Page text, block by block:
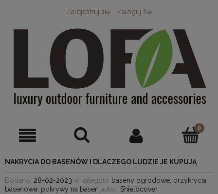
Zarejestruj się Zaloguj się
NAKRYCIA DO BASENÓW I DLACZEGO LUDZIE JE KUPUJĄ
Dodano: 28-02-2023 w kategorii: baseny ogrodowe, przykrycia
basenowe, pokrywy na basen autor: Shieldcover